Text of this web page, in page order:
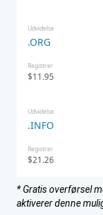
Udvidelse
.ORG
Registrer
$11.95
Udvidelse
.INFO
Registrer
$21.26
* Gratis overførsel
aktiverer denne